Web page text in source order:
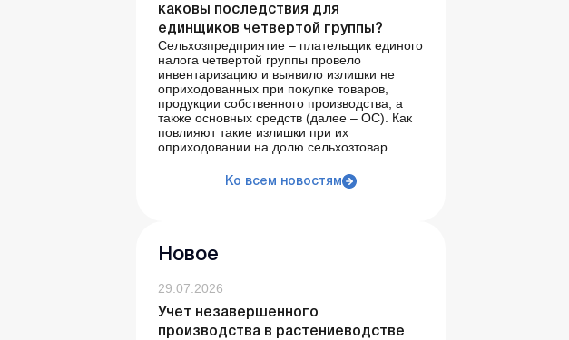
каковы последствия для
единщиков четвертой группы?
Сельхозпредприятие – плательщик единого
налога четвертой группы провело
инвентаризацию и выявило излишки не
оприходованных при покупке товаров,
продукции собственного производства, а
также основных средств (далее – ОС). Как
повлияют такие излишки при их
оприходовании на долю сельхозтовар...
Ко всем новостям
Новое
29.07.2026
Учет незавершенного
производства в растениеводстве